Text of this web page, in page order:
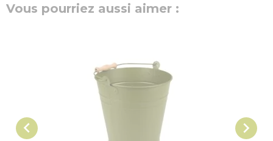
Vous pourriez aussi aimer :
 